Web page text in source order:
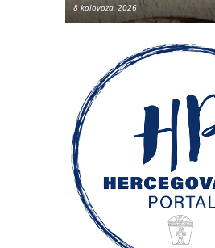
8 kolovoza, 2026